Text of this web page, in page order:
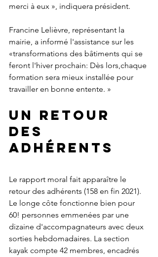
merci à eux », indiquera président.
Francine Lelièvre, représentant la
mairie, a informé l'assistance sur les
«transformations des bâtiments qui se
feront l'hiver prochain: Dès lors,chaque
formation sera mieux installée pour
travailler en bonne entente. »
Un retour
des
adhérents
Le rapport moral fait apparaître le
retour des adhérents (158 en fin 2021).
Le longe côte fonctionne bien pour
60! personnes emmenées par une
dizaine d'accompagnateurs avec deux
sorties hebdomadaires. La section
kayak compte 42 membres, encadrés